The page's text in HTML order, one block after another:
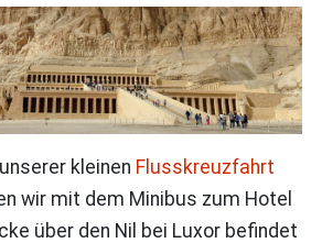
kleinen Flusskreuzfahrt
wir mit dem Minibus zum Hotel
über den Nil bei Luxor befindet